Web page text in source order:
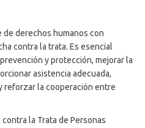
de derechos humanos con
contra la trata. Es esencial
y protección, mejorar la
asistencia adecuada,
reforzar la cooperación entre
la Trata de Personas